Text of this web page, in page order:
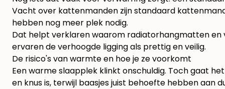
Vacht over kattenmanden zijn standaard
hebben nog meer plek nodig.
Dat helpt verklaren waarom radiatorhangmatten
ervaren de verhoogde ligging als prettig en veilig.
De risico's van warmte en hoe je ze voorkomt
Een warme slaapplek klinkt onschuldig. Toch gaat
en knus is, terwijl baasjes juist behoefte hebben aan